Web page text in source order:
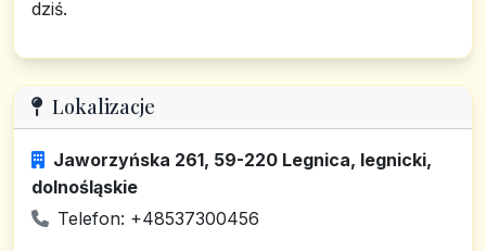
dziś.
Lokalizacje
Jaworzyńska 261, 59-220 Legnica, legnicki,
dolnośląskie
Telefon: +48537300456